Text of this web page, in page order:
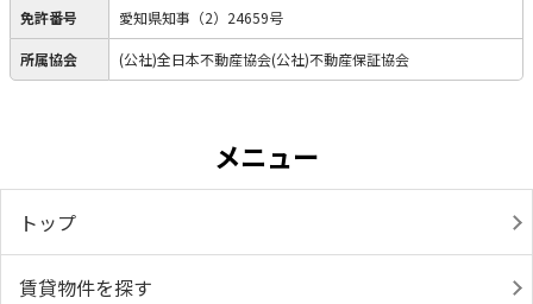
免許番号 愛知県知事（2）24659号
所属協会 (公社)全日本不動産協会(公社)不動産保証協会
メニュー
トップ
賃貸物件を探す